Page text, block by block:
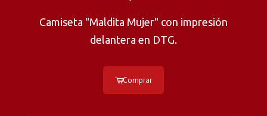
Camiseta "Maldita Mujer" con impresión
delantera en DTG.
Comprar